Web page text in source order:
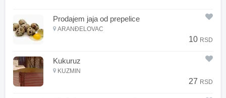
Prodajem jaja od prepelice
ARANĐELOVAC
10 RSD
Kukuruz
KUZMIN
27 RSD